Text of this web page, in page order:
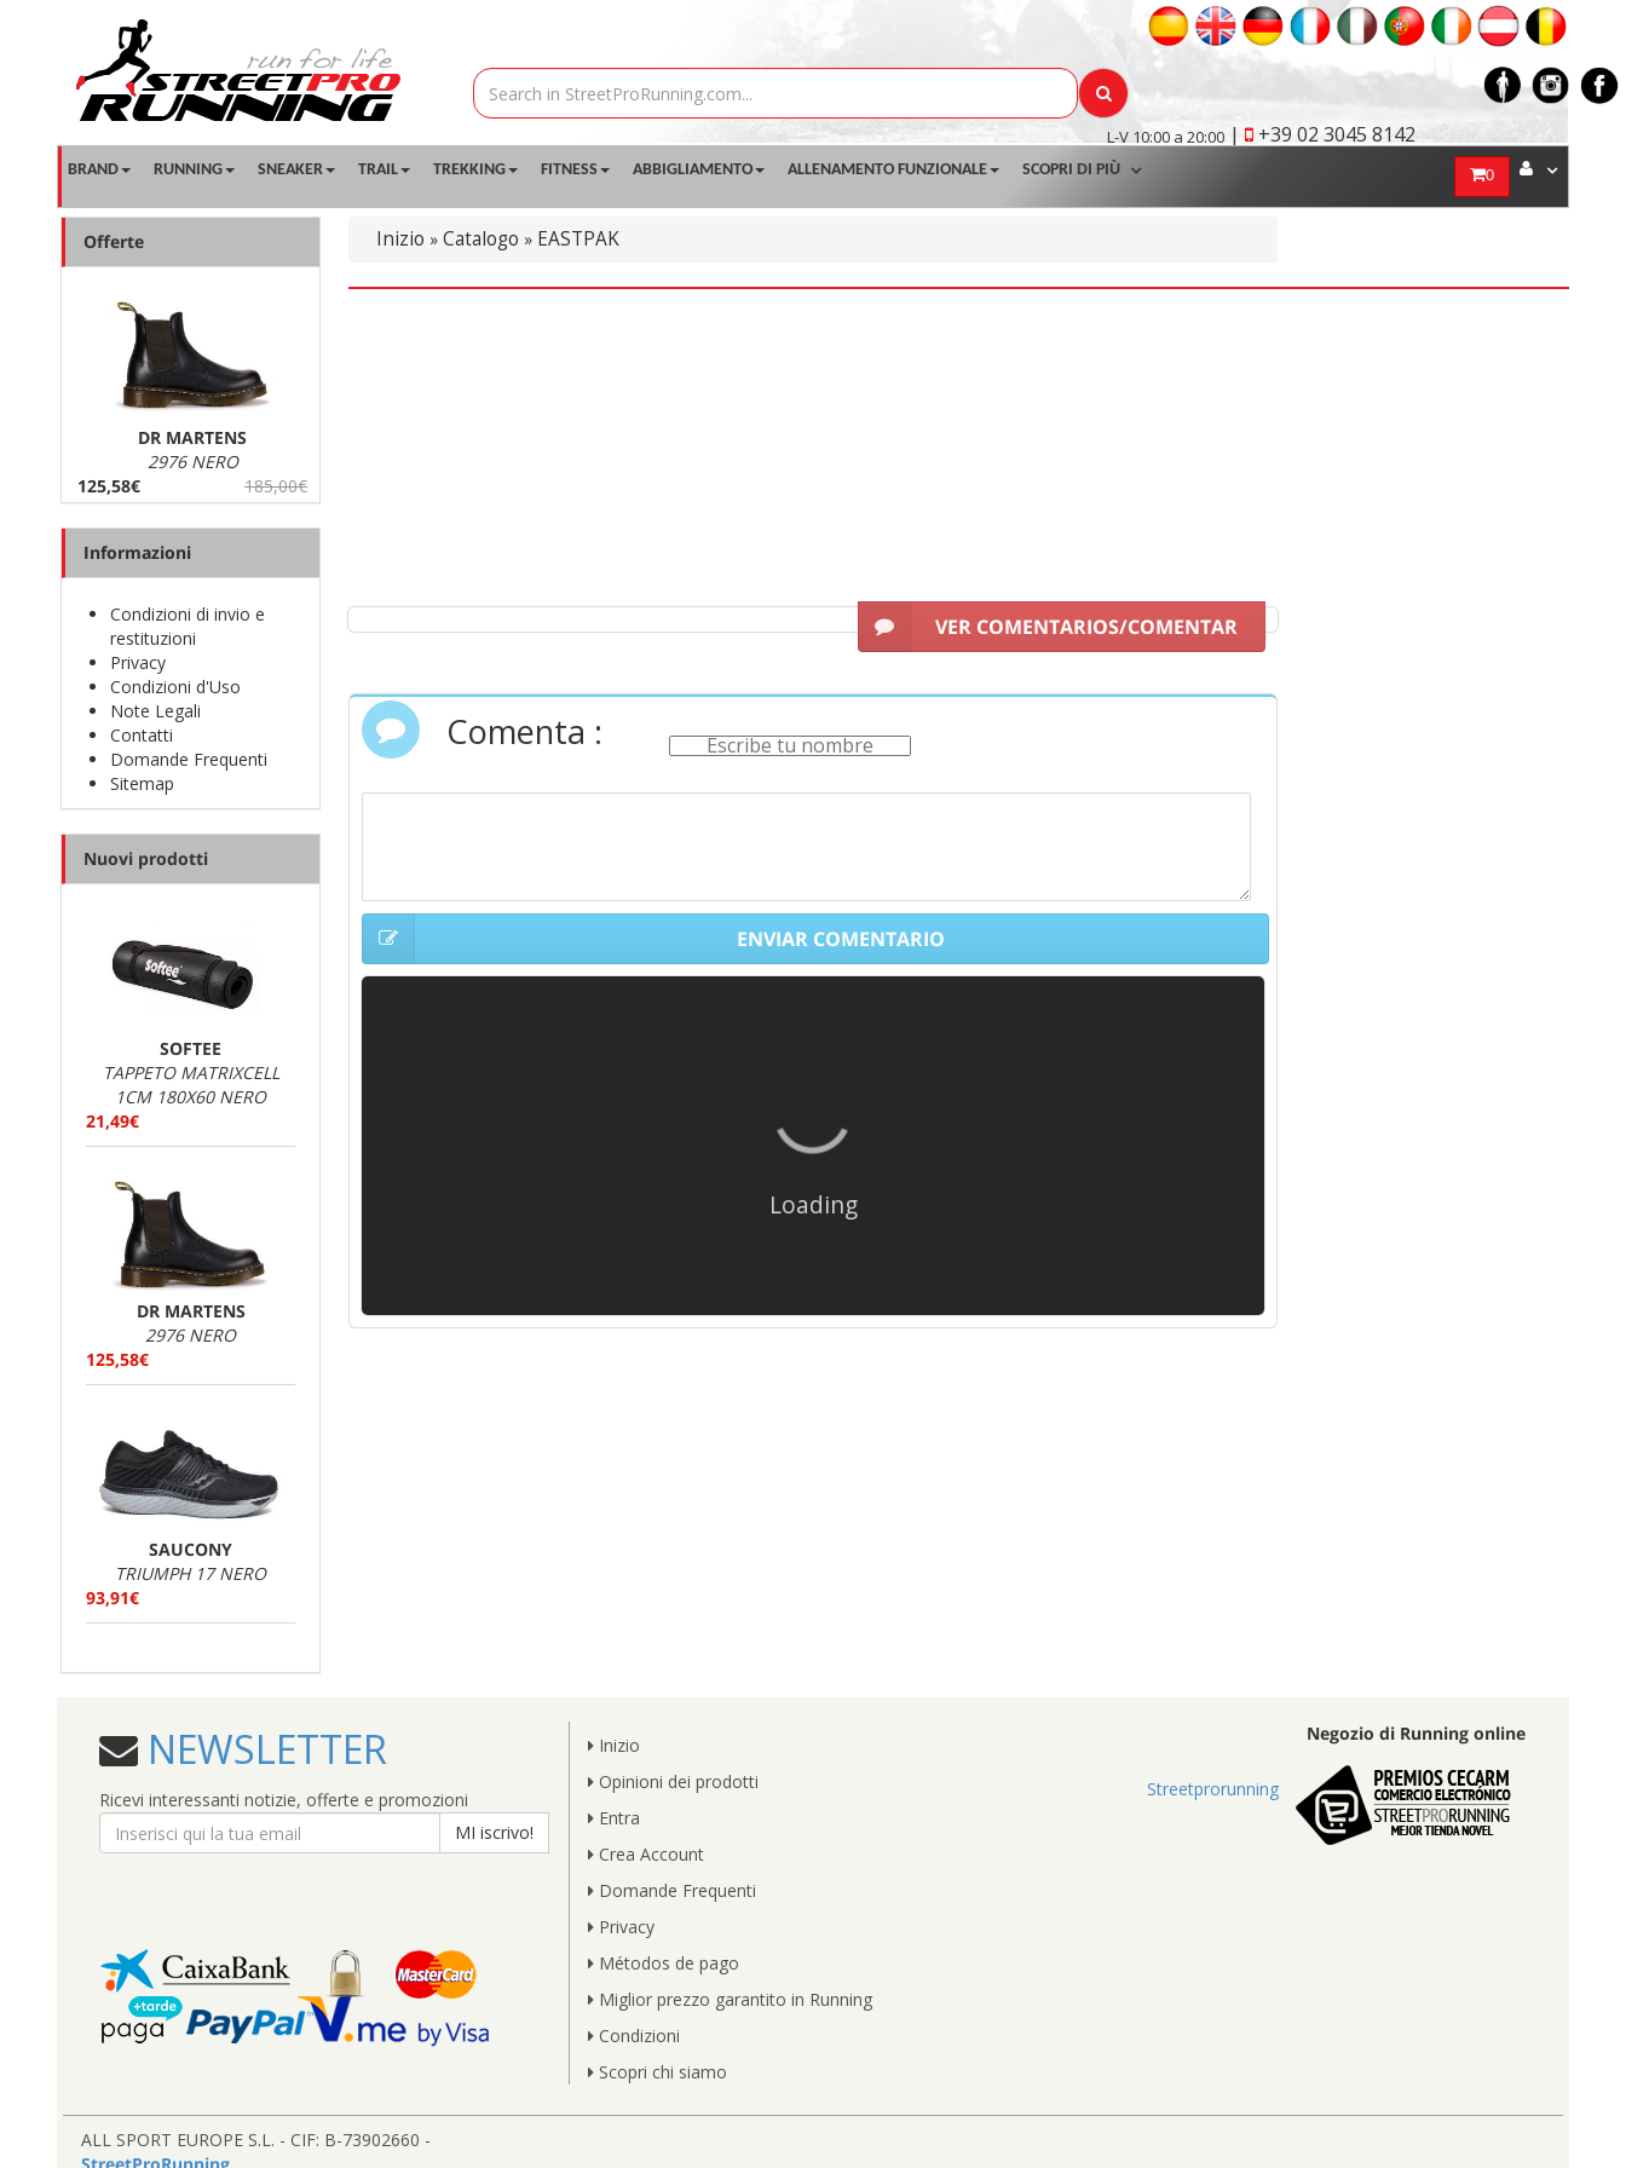
L-V 10:00 a 20:00 | +39 02 3045 8142
BRAND RUNNING SNEAKER TRAIL TREKKING FITNESS ABBIGLIAMENTO ALLENAMENTO FUNZIONALE SCOPRI DI PIÙ 0
Inizio » Catalogo » EASTPAK
VER COMENTARIOS/COMENTAR
Comenta :
ENVIAR COMENTARIO
Loading
Offerte
DR MARTENS
2976 NERO
125,58€
185,00€
Informazioni
Condizioni di invio e
restituzioni
Privacy
Condizioni d'Uso
Note Legali
Contatti
Domande Frequenti
Sitemap
Nuovi prodotti
SOFTEE
TAPPETO MATRIXCELL
1CM 180X60 NERO
21,49€
DR MARTENS
2976 NERO
125,58€
SAUCONY
TRIUMPH 17 NERO
93,91€
NEWSLETTER
Ricevi interessanti notizie, offerte e promozioni
MI iscrivo!
Inizio
Opinioni dei prodotti
Entra
Crea Account
Domande Frequenti
Privacy
Métodos de pago
Miglior prezzo garantito in Running
Condizioni
Scopri chi siamo
Negozio di Running online
Streetprorunning
ALL SPORT EUROPE S.L. - CIF: B-73902660 -